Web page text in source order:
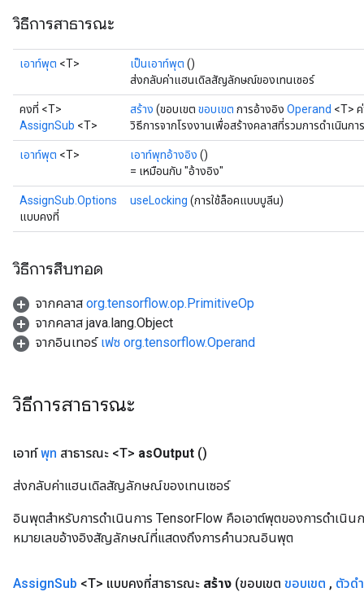
วิธีการสาธารณะ
เอาท์พุต <T> เป็นเอาท์พุต ()
ส่งกลับค่าแฮนเดิลสัญลักษณ์ของเทนเซอร์
คงที่ <T>
AssignSub <T>
สร้าง (ขอบเขต ขอบเขต การอ้างอิง Operand <T>
วิธีการจากโรงงานเพื่อสร้างคลาสที่รวมการดำเนินก
เอาท์พุต <T> เอาท์พุทอ้างอิง ()
= เหมือนกับ "อ้างอิง"
AssignSub.Options
แบบคงที่
useLocking (การใช้ล็อคแบบบูลีน)
วิธีการสืบทอด
จากคลาส org.tensorflow.op.PrimitiveOp
จากคลาส java.lang.Object
จากอินเทอร์ เฟซ org.tensorflow.Operand
วิธีการสาธารณะ
เอาท์พุท สาธารณะ <T> asOutput ()
ส่งกลับค่าแฮนเดิลสัญลักษณ์ของเทนเซอร์
อินพุตสำหรับการดำเนินการ TensorFlow คือเอาต์พุตของการดำเนิน
หมายเลขอ้างอิงสัญลักษณ์ที่แสดงถึงการคำนวณอินพุต
AssignSub <T> แบบคงที่สาธารณะ สร้าง (ขอบเขต ขอบเขต , ตัวด